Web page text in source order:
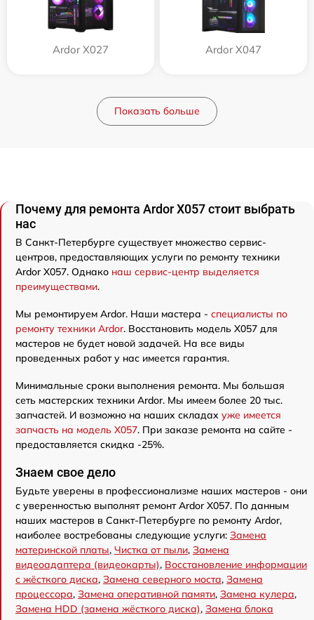
Ardor X027 Ardor X047
Показать больше
Почему для ремонта Ardor X057 стоит выбрать
нас
В Санкт-Петербурге существует множество сервис-
центров, предоставляющих услуги по ремонту техники
Ardor X057. Однако наш сервис-центр выделяется
преимуществами.
Мы ремонтируем Ardor. Наши мастера - специалисты по
ремонту техники Ardor. Восстановить модель X057 для
мастеров не будет новой задачей. На все виды
проведенных работ у нас имеется гарантия.
Минимальные сроки выполнения ремонта. Мы большая
сеть мастерских техники Ardor. Мы имеем более 20 тыс.
запчастей. И возможно на наших складах уже имеется
запчасть на модель X057. При заказе ремонта на сайте -
предоставляется скидка -25%.
Знаем свое дело
Будьте уверены в профессионализме наших мастеров - они
с уверенностью выполнят ремонт Ardor X057. По данным
наших мастеров в Санкт-Петербурге по ремонту Ardor,
наиболее востребованы следующие услуги: Замена
материнской платы, Чистка от пыли, Замена
видеоадаптера (видеокарты), Восстановление информации
с жёсткого диска, Замена северного моста, Замена
процессора, Замена оперативной памяти, Замена кулера,
Замена HDD (замена жёсткого диска), Замена блока